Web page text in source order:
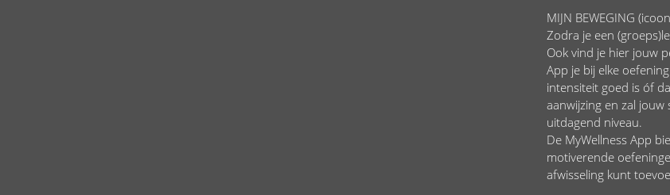
MIJN BEWEGING
Zodra je een
Ook vind je hier jouw
App je bij elke
intensiteit goed is óf
aanwijzing en zal
uitdagend niveau.
De MyWellness App
motiverende
afwisseling kunt